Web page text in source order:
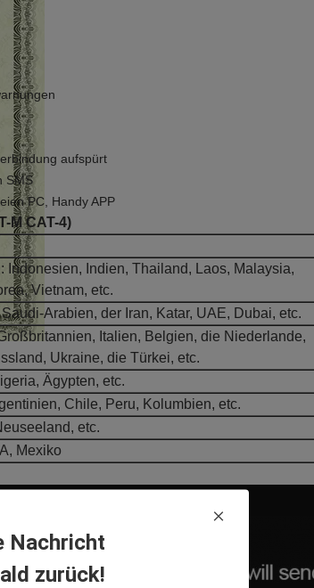
Nachricht
zurück!
aufspürt
SMS
PC, Handy APP
M CAT-4)
Indonesien, Indien, Thailand, Laos, Malaysia,
Vietnam, etc.
Arabien, der Iran, Katar, UAE, Dubai, etc.
Italien, Belgien, die Niederlande,
Ukraine, die Türkei, etc.
Ägypten, etc.
Chile, Peru, Kolumbien, etc.
etc.
Mexiko